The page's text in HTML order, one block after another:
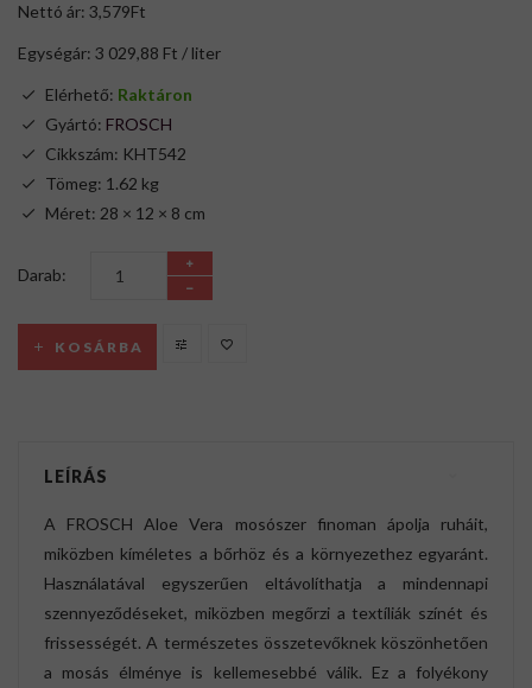
Nettó ár: 3,579Ft
Egységár: 3 029,88 Ft / liter
Elérhető: Raktáron
Gyártó: FROSCH
Cikkszám: KHT542
Tömeg: 1.62 kg
Méret: 28 × 12 × 8 cm
Darab:
KOSÁRBA
LEÍRÁS
A FROSCH Aloe Vera mosószer finoman ápolja ruháit,
miközben kíméletes a bőrhöz és a környezethez egyaránt.
Használatával egyszerűen eltávolíthatja a mindennapi
szennyeződéseket, miközben megőrzi a textíliák színét és
frissességét. A természetes összetevőknek köszönhetően
a mosás élménye is kellemesebbé válik. Ez a folyékony